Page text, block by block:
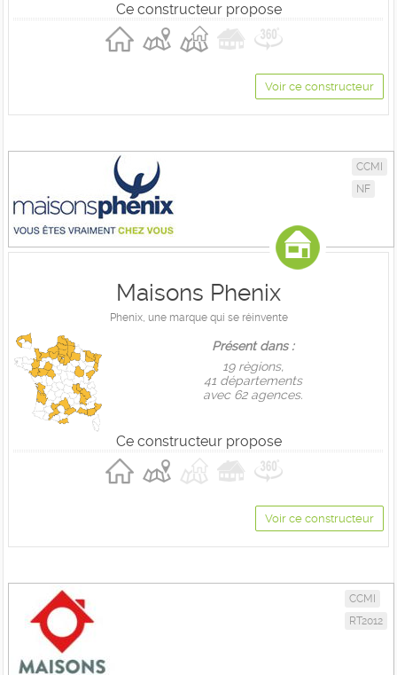
Ce constructeur propose
Voir ce constructeur
CCMI
NF
Maisons Phenix
Phenix, une marque qui se réinvente
Présent dans :
19 règions,
41 départements
avec 62 agences.
Ce constructeur propose
Voir ce constructeur
CCMI
RT2012